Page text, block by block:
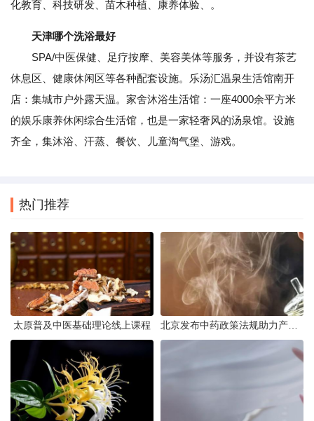
化教育、科技研发、苗木种植、康养体验、。
天津哪个洗浴最好
SPA/中医保健、足疗按摩、美容美体等服务，并设有茶艺
休息区、健康休闲区等各种配套设施。乐汤汇温泉生活馆南开
店：集城市户外露天温。家舍沐浴生活馆：一座4000余平方米
的娱乐康养休闲综合生活馆，也是一家轻奢风的汤泉馆。设施
齐全，集沐浴、汗蒸、餐饮、儿童淘气堡、游戏。
热门推荐
太原普及中医基础理论线上课程